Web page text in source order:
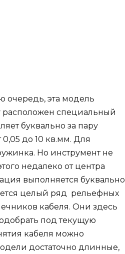
очередь, эта модель
расположен специальный
буквально за пару
до 10 кв.мм. Для
Но инструмент не
недалеко от центра
выполняется буквально
целый ряд рельефных
кабеля. Они здесь
под текущую
кабеля можно
достаточно длинные,